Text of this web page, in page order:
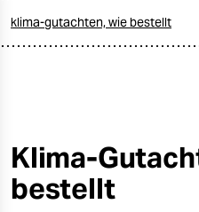
taz zahl
öko
gesellschaft
klima-gutachten, wie bestellt
Klima-
bestellt